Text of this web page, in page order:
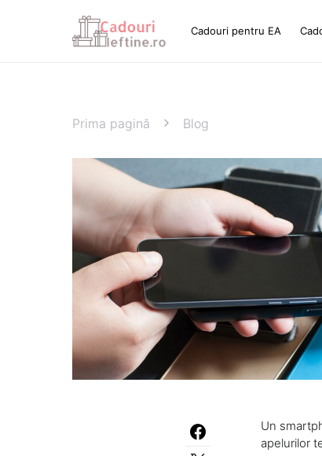
Cadouri pentru EA
Prima pagină Blog
Un
apelurilor